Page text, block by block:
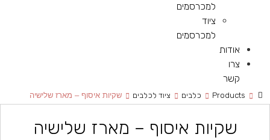
למכרסמים
ציוד
למכרסמים
אודות
צרו
קשר
Products כלבים ציוד לכלבים שקיות איסוף – מארז שלישיה
שקיות איסוף – מארז שלישיה